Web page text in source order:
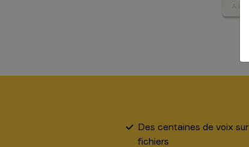
Des centaines de voix sur
fichiers